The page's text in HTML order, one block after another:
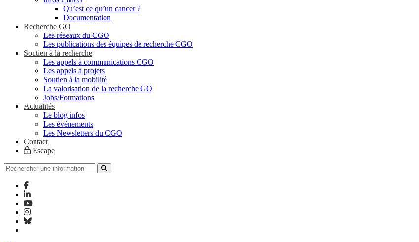
Qu’est ce qu’un cancer ?
Documentation
Recherche GO
Les réseaux du CGO
Les publications des équipes de recherche CGO
Soutien à la recherche
Les appels à communications CGO
Les appels à projets
Soutien à la mobilité
La valorisation de la recherche GO
Jobs/Formations
Actualités
Le blog infos
Les événements
Les Newsletters du CGO
Contact
Escape